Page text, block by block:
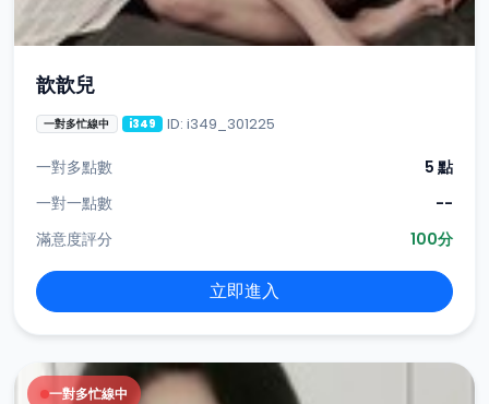
歆歆兒
一對多忙線中 i349 ID: i349_301225
一對多點數
5 點
一對一點數
--
滿意度評分
100分
立即進入
一對多忙線中